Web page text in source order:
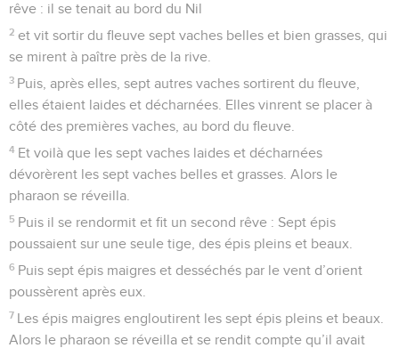
rêve : il se tenait au bord du Nil
2 et vit sortir du fleuve sept vaches belles et bien grasses, qui
se mirent à paître près de la rive.
3 Puis, après elles, sept autres vaches sortirent du fleuve,
elles étaient laides et décharnées. Elles vinrent se placer à
côté des premières vaches, au bord du fleuve.
4 Et voilà que les sept vaches laides et décharnées
dévorèrent les sept vaches belles et grasses. Alors le
pharaon se réveilla.
5 Puis il se rendormit et fit un second rêve : Sept épis
poussaient sur une seule tige, des épis pleins et beaux.
6 Puis sept épis maigres et desséchés par le vent d’orient
poussèrent après eux.
7 Les épis maigres engloutirent les sept épis pleins et beaux.
Alors le pharaon se réveilla et se rendit compte qu’il avait